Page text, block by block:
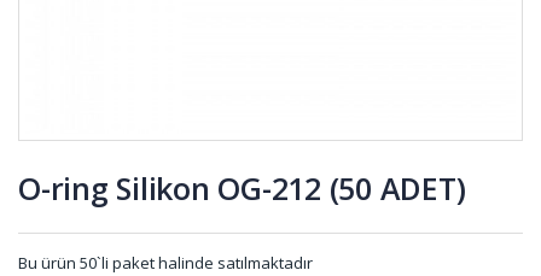
O-ring Silikon OG-212 (50 ADET)
Bu ürün 50`li paket halinde satılmaktadır
Lastiği DV-
001
001
Lastikleri